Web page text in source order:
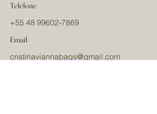
Telefone
+55 48 99602-7869
Email
cristinaviannabags@gmail.com